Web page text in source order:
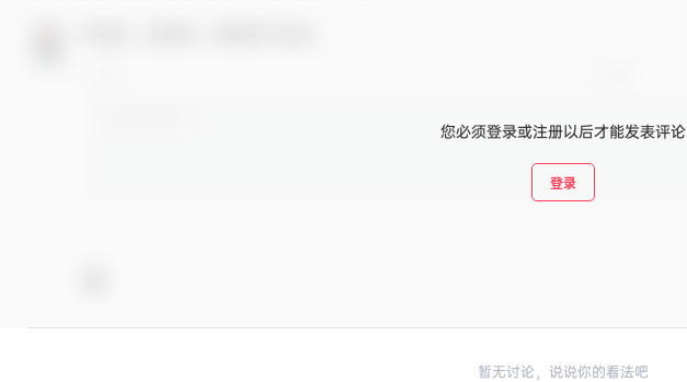
您必须登录或注册以后才能发表评论
登录
暂无讨论，说说你的看法吧